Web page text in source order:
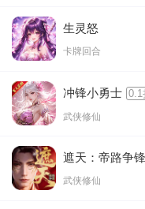
生灵怒
卡牌回合
冲锋小勇士 0.1
武侠修仙
遮天：帝路争锋
武侠修仙